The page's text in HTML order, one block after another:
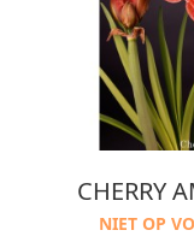
CHERRY
NIET OP